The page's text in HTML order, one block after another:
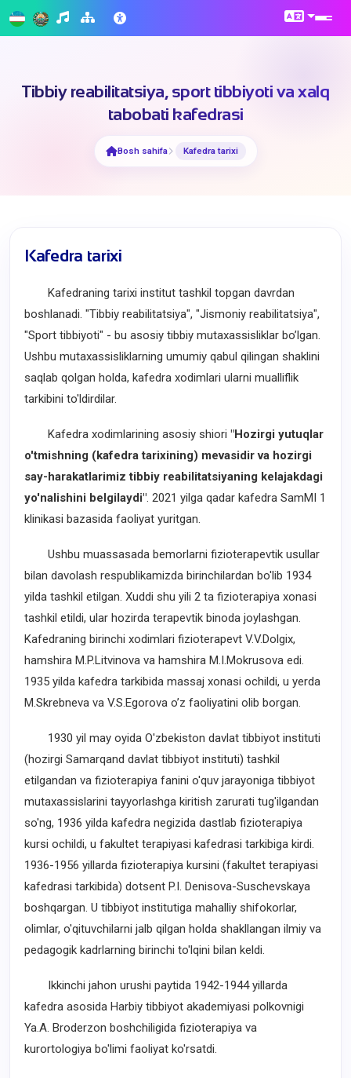
Tibbiy reabilitatsiya, sport tibbiyoti va xalq
tabobati kafedrasi
Bosh sahifa Kafedra tarixi
Kafedra tarixi
Kafedraning tarixi institut tashkil topgan davrdan
boshlanadi. "Tibbiy reabilitatsiya", "Jismoniy reabilitatsiya",
"Sport tibbiyoti" - bu asosiy tibbiy mutaxassisliklar bo’lgan.
Ushbu mutaxassisliklarning umumiy qabul qilingan shaklini
saqlab qolgan holda, kafedra xodimlari ularni mualliflik
tarkibini to'ldirdilar.
Kafedra xodimlarining asosiy shiori "Hozirgi yutuqlar
o'tmishning (kafedra tarixining) mevasidir va hozirgi
say-harakatlarimiz tibbiy reabilitatsiyaning kelajakdagi
yo'nalishini belgilaydi". 2021 yilga qadar kafedra SamMI 1
klinikasi bazasida faoliyat yuritgan.
Ushbu muassasada bemorlarni fizioterapevtik usullar
bilan davolash respublikamizda birinchilardan bo'lib 1934
yilda tashkil etilgan. Xuddi shu yili 2 ta fizioterapiya xonasi
tashkil etildi, ular hozirda terapevtik binoda joylashgan.
Kafedraning birinchi xodimlari fizioterapevt V.V.Dolgix,
hamshira M.P.Litvinova va hamshira M.I.Mokrusova edi.
1935 yilda kafedra tarkibida massaj xonasi ochildi, u yerda
M.Skrebneva va V.S.Egorova o’z faoliyatini olib borgan.
1930 yil may oyida O'zbekiston davlat tibbiyot instituti
(hozirgi Samarqand davlat tibbiyot instituti) tashkil
etilgandan va fizioterapiya fanini o'quv jarayoniga tibbiyot
mutaxassislarini tayyorlashga kiritish zarurati tug'ilgandan
so'ng, 1936 yilda kafedra negizida dastlab fizioterapiya
kursi ochildi, u fakultet terapiyasi kafedrasi tarkibiga kirdi.
1936-1956 yillarda fizioterapiya kursini (fakultet terapiyasi
kafedrasi tarkibida) dotsent P.I. Denisova-Suschevskaya
boshqargan. U tibbiyot institutiga mahalliy shifokorlar,
olimlar, o'qituvchilarni jalb qilgan holda shakllangan ilmiy va
pedagogik kadrlarning birinchi to'lqini bilan keldi.
Ikkinchi jahon urushi paytida 1942-1944 yillarda
kafedra asosida Harbiy tibbiyot akademiyasi polkovnigi
Ya.A. Broderzon boshchiligida fizioterapiya va
kurortologiya bo'limi faoliyat ko'rsatdi.